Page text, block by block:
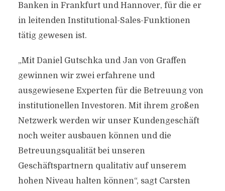
Banken in Frankfurt und Hannover, für die er
in leitenden Institutional-Sales-Funktionen
tätig gewesen ist.
„Mit Daniel Gutschka und Jan von Graffen
gewinnen wir zwei erfahrene und
ausgewiesene Experten für die Betreuung von
institutionellen Investoren. Mit ihrem großen
Netzwerk werden wir unser Kundengeschäft
noch weiter ausbauen können und die
Betreuungsqualität bei unseren
Geschäftspartnern qualitativ auf unserem
hohen Niveau halten können“, sagt Carsten